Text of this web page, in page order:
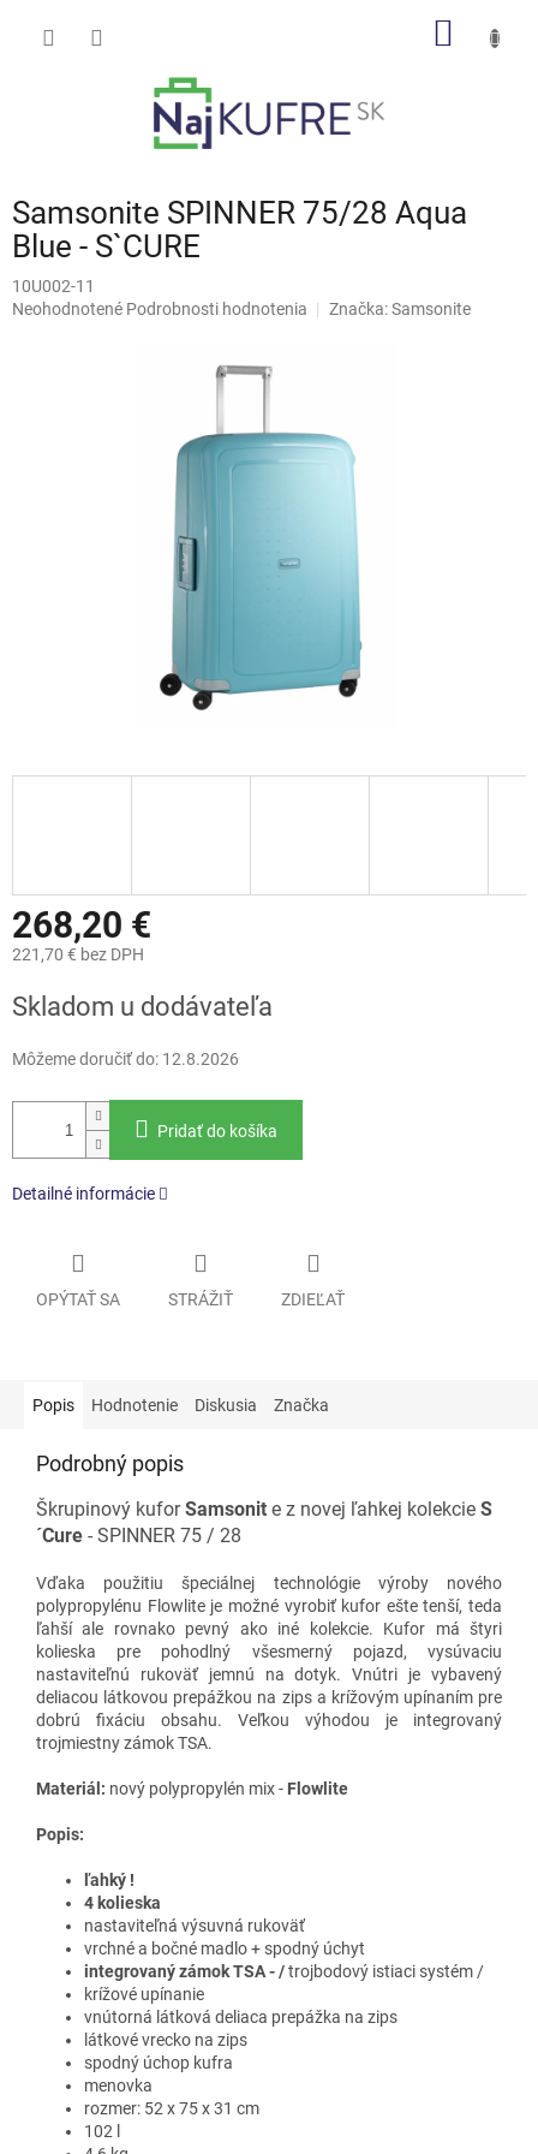
Samsonite SPINNER 75/28 Aqua
Blue - S`CURE
10U002-11
Priemerné
Neohodnotené Podrobnosti hodnotenia Značka:Samsonite
268,20 €
221,70 € bez DPH
cena:
Skladom u dodávateľa
Môžeme doručiť do: 12.8.2026
Pridať do košíka
Detailné informácie
OPÝTAŤ SA STRÁŽIŤ ZDIEĽAŤ
Popis Hodnotenie Diskusia Značka
Podrobný popis
Škrupinový kuforSamsonit e z novej ľahkej kolekcie S
´Cure - SPINNER 75 / 28
Vďaka použitiu špeciálnej technológie výroby nového
polypropylénu Flowlite je možné vyrobiť kufor ešte tenší, teda
ľahší ale rovnako pevný ako iné kolekcie. Kufor má štyri
kolieska pre pohodlný všesmerný pojazd, vysúvaciu
nastaviteľnú rukoväť jemnú na dotyk. Vnútri je vybavený
deliacou látkovou prepážkou na zips a krížovým upínaním pre
dobrú fixáciu obsahu. Veľkou výhodou je integrovaný
trojmiestny zámok TSA.
Materiál: nový polypropylén mix - Flowlite
Popis:
ľahký !
4 kolieska
nastaviteľná výsuvná rukoväť
vrchné a bočné madlo + spodný úchyt
integrovaný zámok TSA - /trojbodový istiaci systém /
krížové upínanie
vnútorná látková deliaca prepážka na zips
látkové vrecko na zips
spodný úchop kufra
menovka
rozmer: 52 x 75 x 31 cm
102 l